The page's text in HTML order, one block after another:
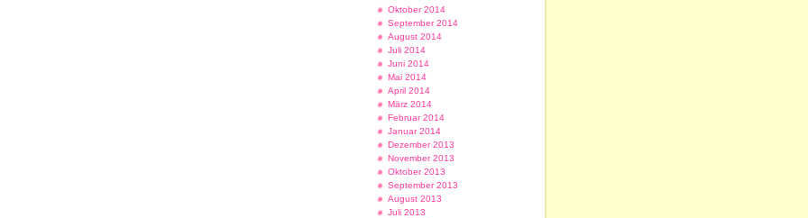
Oktober 2014
September 2014
August 2014
Juli 2014
Juni 2014
Mai 2014
April 2014
März 2014
Februar 2014
Januar 2014
Dezember 2013
November 2013
Oktober 2013
September 2013
August 2013
Juli 2013